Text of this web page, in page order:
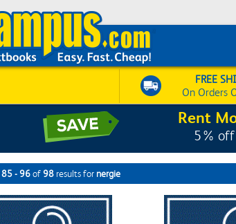
FREE
On Orders
Rent
5% off
85 - 96of98 results for nergie